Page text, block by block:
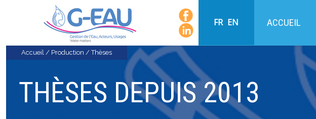
FR EN ACCUEIL
Accueil / Production /Thèses
THÈSES DEPUIS 2013